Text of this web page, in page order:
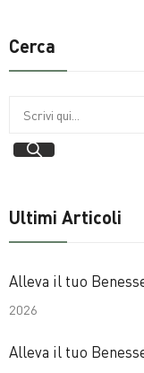
Cerca
Ultimi Articoli
Alleva il tuo
2026
Alleva il tuo